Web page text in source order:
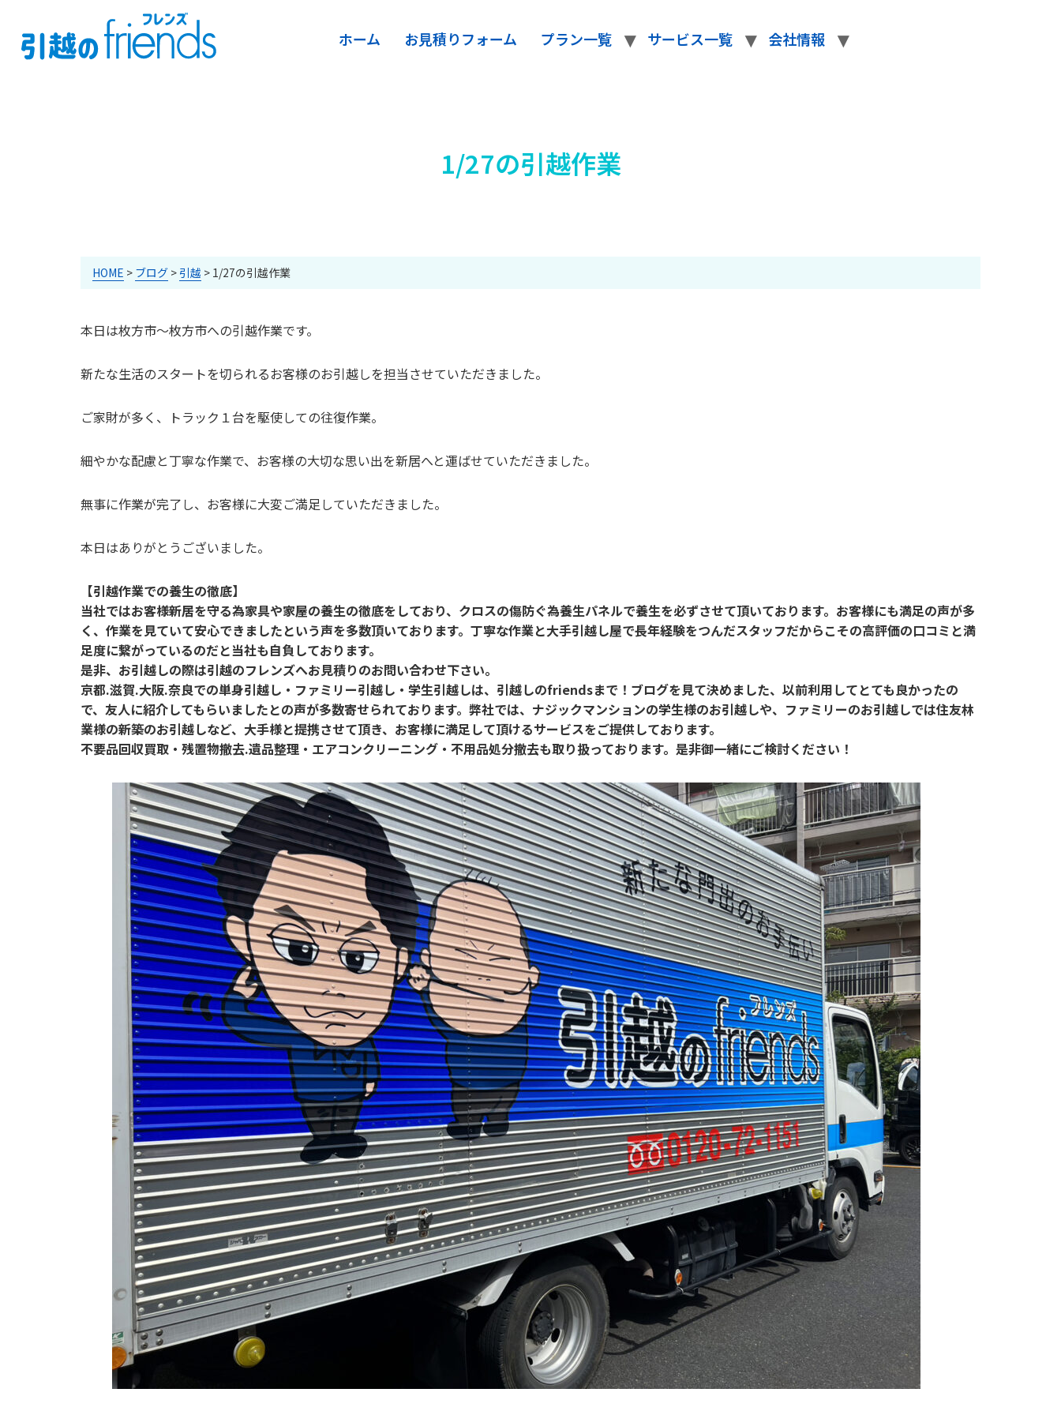
ホーム お見積りフォーム プラン一覧 サービス一覧 会社情報
1/27の引越作業
HOME > ブログ > 引越 > 1/27の引越作業
本日は枚方市～枚方市への引越作業です。
新たな生活のスタートを切られるお客様のお引越しを担当させていただきました。
ご家財が多く、トラック１台を駆使しての往復作業。
細やかな配慮と丁寧な作業で、お客様の大切な思い出を新居へと運ばせていただきました。
無事に作業が完了し、お客様に大変ご満足していただきました。
本日はありがとうございました。
【引越作業での養生の徹底】
当社ではお客様新居を守る為家具や家屋の養生の徹底をしており、クロスの傷防ぐ為養生パネルで養生を必ずさせて頂いております。お客様にも満足の声が多
く、作業を見ていて安心できましたという声を多数頂いております。丁寧な作業と大手引越し屋で長年経験をつんだスタッフだからこその高評価の口コミと満
足度に繋がっているのだと当社も自負しております。
是非、お引越しの際は引越のフレンズへお見積りのお問い合わせ下さい。
京都.滋賀.大阪.奈良での単身引越し・ファミリー引越し・学生引越しは、引越しのfriendsまで！ブログを見て決めました、以前利用してとても良かったの
で、友人に紹介してもらいましたとの声が多数寄せられております。弊社では、ナジックマンションの学生様のお引越しや、ファミリーのお引越しでは住友林
業様の新築のお引越しなど、大手様と提携させて頂き、お客様に満足して頂けるサービスをご提供しております。
不要品回収買取・残置物撤去.遺品整理・エアコンクリーニング・不用品処分撤去も取り扱っております。是非御一緒にご検討ください！